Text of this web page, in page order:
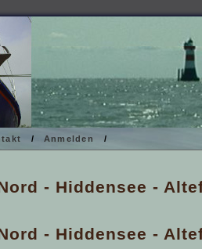
/ Anmelden /
- Hiddensee -
- Hiddensee -